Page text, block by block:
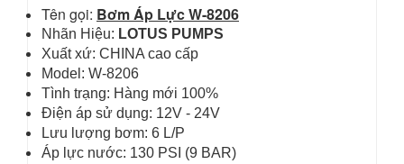
Tên gọi: Bơm Áp Lực W-8206
Nhãn Hiệu: LOTUS PUMPS
Xuất xứ: CHINA cao cấp
Model: W-8206
Tình trạng: Hàng mới 100%
Điện áp sử dụng: 12V - 24V
Lưu lượng bơm: 6 L/P
Áp lực nước: 130 PSI (9 BAR)